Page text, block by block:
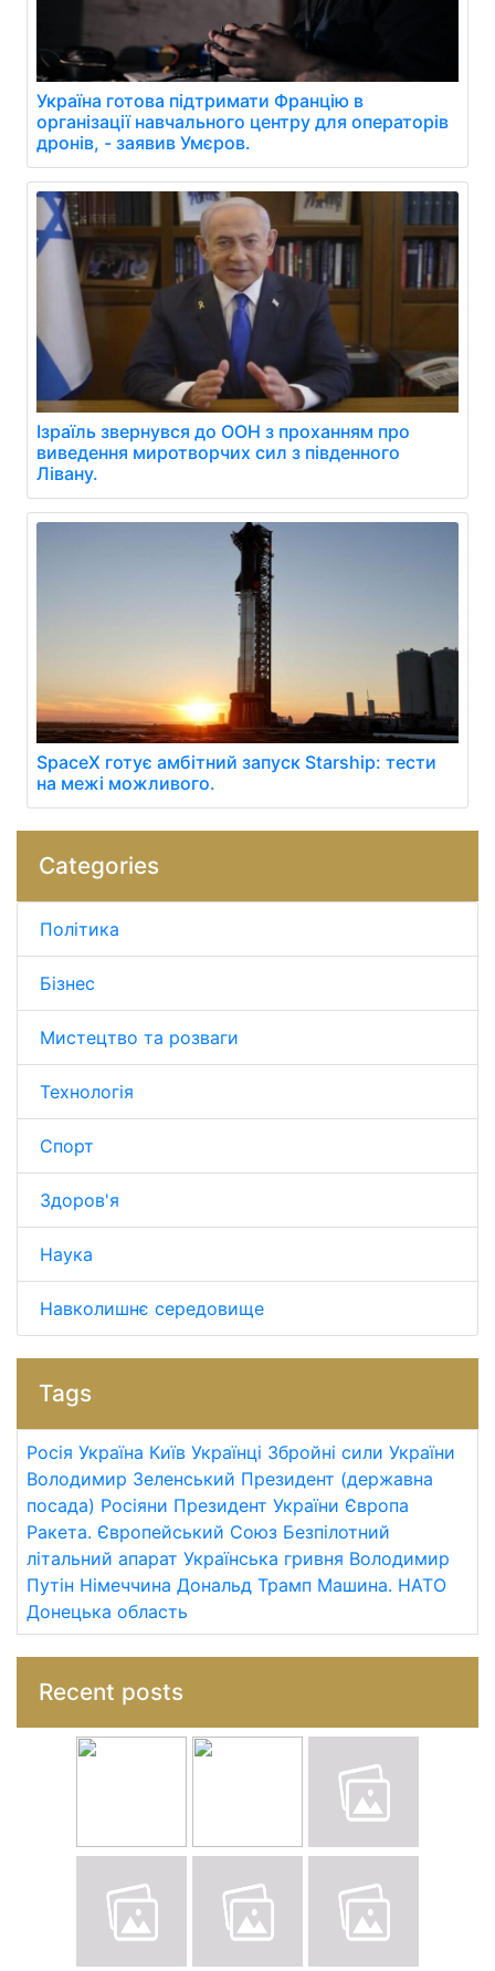
Україна готова підтримати Францію в
організації навчального центру для операторів
дронів, - заявив Умєров.
Ізраїль звернувся до ООН з проханням про
виведення миротворчих сил з південного
Лівану.
SpaceX готує амбітний запуск Starship: тести
на межі можливого.
Categories
Політика
Бізнес
Мистецтво та розваги
Технологія
Спорт
Здоров'я
Наука
Навколишнє середовище
Tags
Росія Україна Київ Українці Збройні сили України
Володимир Зеленський Президент (державна
посада) Росіяни Президент України Європа
Ракета. Європейський Союз Безпілотний
літальний апарат Українська гривня Володимир
Путін Німеччина Дональд Трамп Машина. НАТО
Донецька область
Recent posts